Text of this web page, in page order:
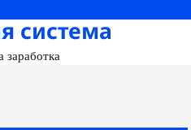
система
заработка